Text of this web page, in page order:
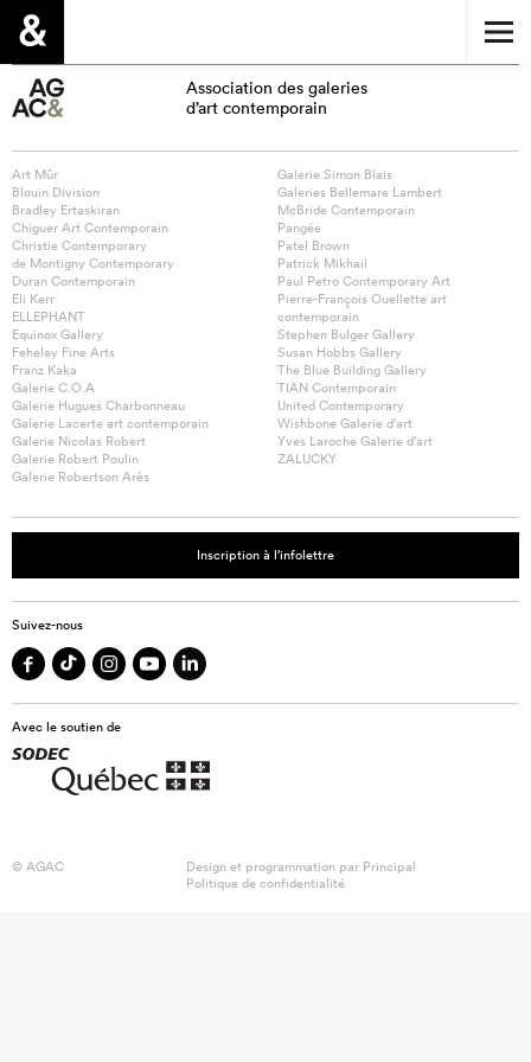
Association des galeries
d’art contemporain
Art Mûr
Blouin Division
Bradley Ertaskiran
Chiguer Art Contemporain
Christie Contemporary
de Montigny Contemporary
Duran Contemporain
Eli Kerr
ELLEPHANT
Equinox Gallery
Feheley Fine Arts
Franz Kaka
Galerie C.O.A
Galerie Hugues Charbonneau
Galerie Lacerte art contemporain
Galerie Nicolas Robert
Galerie Robert Poulin
Galerie Robertson Arès
Galerie Simon Blais
Galeries Bellemare Lambert
McBride Contemporain
Pangée
Patel Brown
Patrick Mikhail
Paul Petro Contemporary Art
Pierre-François Ouellette art
contemporain
Stephen Bulger Gallery
Susan Hobbs Gallery
The Blue Building Gallery
TIAN Contemporain
United Contemporary
Wishbone Galerie d’art
Yves Laroche Galerie d’art
ZALUCKY
Inscription à l’infolettre
Suivez-nous
Avec le soutien de
© AGAC Design et programmation par Principal
Politique de confidentialité